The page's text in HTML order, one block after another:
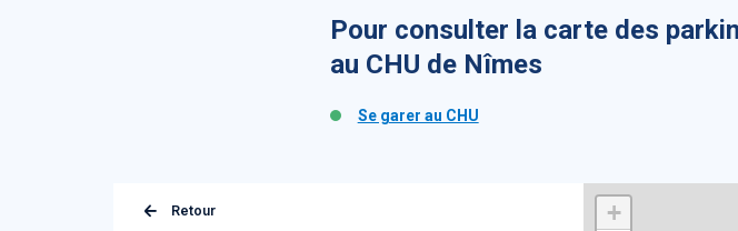
Pour consulter la carte des
au CHU de Nîmes
Se garer au CHU
Retour
+